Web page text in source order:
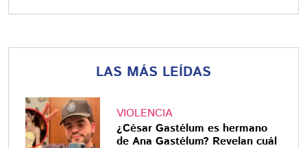
LAS MÁS LEÍDAS
VIOLENCIA
¿César Gastélum es hermano
de Ana Gastélum? Revelan cuál